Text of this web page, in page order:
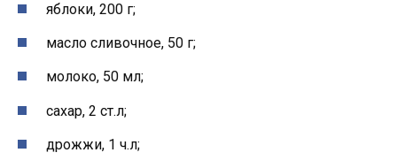
яблоки, 200 г;
масло сливочное, 50 г;
молоко, 50 мл;
сахар, 2 ст.л;
дрожжи, 1 ч.л;